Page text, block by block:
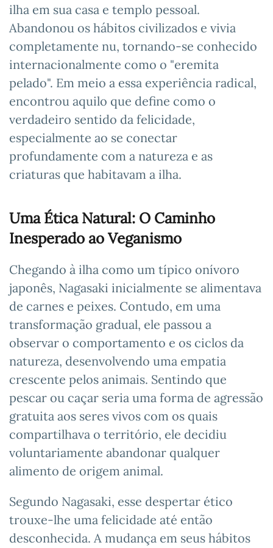
ilha em sua casa e templo pessoal.
Abandonou os hábitos civilizados e vivia
completamente nu, tornando-se conhecido
internacionalmente como o "eremita
pelado". Em meio a essa experiência radical,
encontrou aquilo que define como o
verdadeiro sentido da felicidade,
especialmente ao se conectar
profundamente com a natureza e as
criaturas que habitavam a ilha.
Uma Ética Natural: O Caminho
Inesperado ao Veganismo
Chegando à ilha como um típico onívoro
japonês, Nagasaki inicialmente se alimentava
de carnes e peixes. Contudo, em uma
transformação gradual, ele passou a
observar o comportamento e os ciclos da
natureza, desenvolvendo uma empatia
crescente pelos animais. Sentindo que
pescar ou caçar seria uma forma de agressão
gratuita aos seres vivos com os quais
compartilhava o território, ele decidiu
voluntariamente abandonar qualquer
alimento de origem animal.
Segundo Nagasaki, esse despertar ético
trouxe-lhe uma felicidade até então
desconhecida. A mudança em seus hábitos